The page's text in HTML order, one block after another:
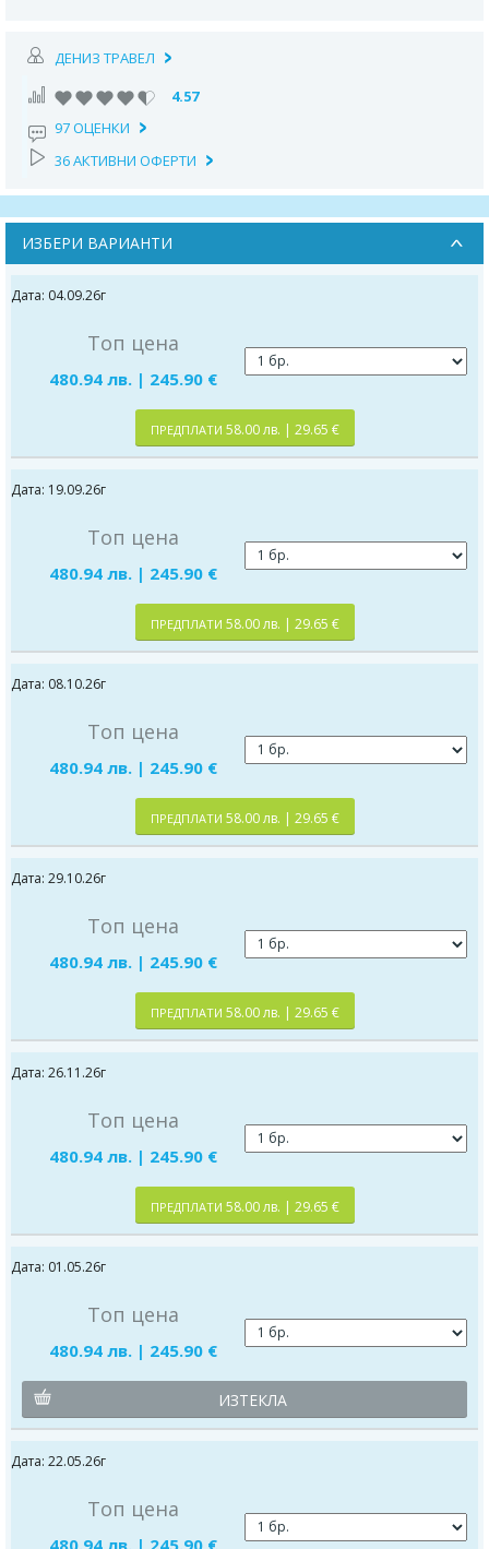
ДЕНИЗ ТРАВЕЛ
4.57
97 ОЦЕНКИ
36 АКТИВНИ ОФЕРТИ
ИЗБЕРИ ВАРИАНТИ
Дата: 04.09.26г
Топ цена
480.94 лв. | 245.90 €
ПРЕДПЛАТИ 58.00 лв. | 29.65 €
Дата: 19.09.26г
Топ цена
480.94 лв. | 245.90 €
ПРЕДПЛАТИ 58.00 лв. | 29.65 €
Дата: 08.10.26г
Топ цена
480.94 лв. | 245.90 €
ПРЕДПЛАТИ 58.00 лв. | 29.65 €
Дата: 29.10.26г
Топ цена
480.94 лв. | 245.90 €
ПРЕДПЛАТИ 58.00 лв. | 29.65 €
Дата: 26.11.26г
Топ цена
480.94 лв. | 245.90 €
ПРЕДПЛАТИ 58.00 лв. | 29.65 €
Дата: 01.05.26г
Топ цена
480.94 лв. | 245.90 €
ИЗТЕКЛА
Дата: 22.05.26г
Топ цена
480.94 лв. | 245.90 €